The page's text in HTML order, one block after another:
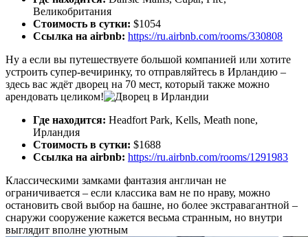
Великобритания
Стоимость в сутки: $1054
Ссылка на airbnb: https://ru.airbnb.com/rooms/330808
Ну а если вы путешествуете большой компанией или хотите
устроить супер-вечиринку, то отправляйтесь в Ирландию –
здесь вас ждёт дворец на 70 мест, который также можно
арендовать целиком!
Где находится: Headfort Park, Kells, Meath none,
Ирландия
Стоимость в сутки: $1688
Ссылка на airbnb: https://ru.airbnb.com/rooms/1291983
Классическими замками фантазия англичан не
ограничивается – если классика вам не по нраву, можно
остановить свой выбор на башне, но более экстравагантной –
снаружи сооружение кажется весьма странным, но внутри
выглядит вполне уютным